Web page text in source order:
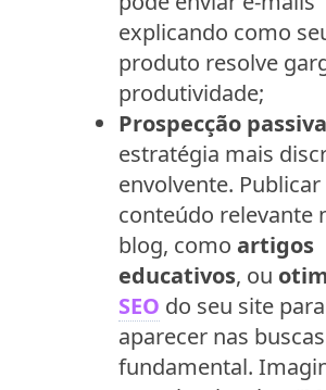
explicando como
produto resolve
produtividade;
Prospecção passiva
estratégia mais
envolvente. Publicar
conteúdo relevante
blog, como artigos
educativos, ou
SEO do seu site para
aparecer nas
fundamental.